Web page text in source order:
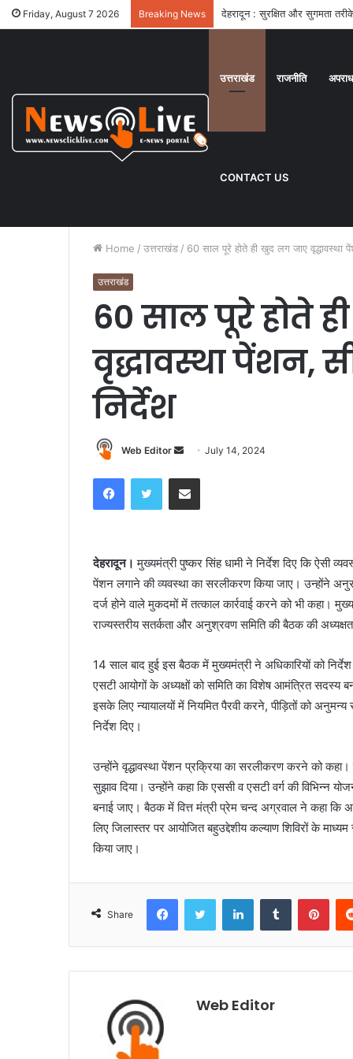
Friday, August 7 2026 Breaking News देहरादून : सुरक्षित और सुगमता तरीके
उत्तराखंड राजनीति अपराध
CONTACT US
Home / उत्तराखंड / 60 साल पूरे होते ही खुद लग जाए वृद्धावस्था
उत्तराखंड
60 साल पूरे होते
वृद्धावस्था पेंशन,
निर्देश
Web Editor
n
d
e
m
a
i
July 14, 2024
देहरादून। मुख्यमंत्री पुष्कर सिंह धामी ने निर्देश दिए कि ऐसी
पेंशन लगाने की व्यवस्था का सरलीकरण किया जाए। उन्होंने
दर्ज होने वाले मुकदमों में तत्काल कार्रवाई करने को भी कहा।
राज्यस्तरीय सतर्कता और अनुश्रवण समिति की बैठक की
14 साल बाद हुई इस बैठक में मुख्यमंत्री ने अधिकारियों को
एसटी आयोगों के अध्यक्षों को समिति का विशेष आमंत्रित सदस्य
इसके लिए न्यायालयों में नियमित पैरवी करने, पीड़ितों को
निर्देश दिए।
उन्होंने वृद्धावस्था पेंशन प्रक्रिया का सरलीकरण करने को
सुझाव दिया। उन्होंने कहा कि एससी व एसटी वर्ग की विभिन्न
बनाई जाए। बैठक में वित्त मंत्री प्रेम चन्द अग्रवाल ने कहा कि
लिए जिलास्तर पर आयोजित बहुउद्देशीय कल्याण शिविरों के
किया जाए।
Share
Web Editor